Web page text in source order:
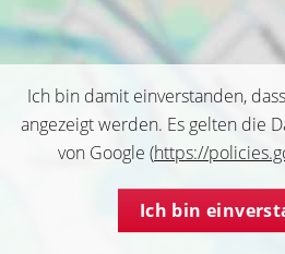
Ich bin damit einverstanden,
angezeigt werden. Es gelten die
von Google (https://
Ich bin